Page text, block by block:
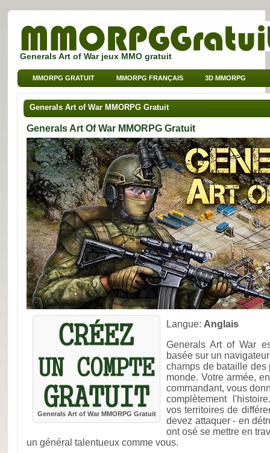
Generals Art of War jeux MMO gratuit
MMORPG GRATUIT MMORPG FRANÇAIS 3D MMORPG
JEUX SUR NAVIGATEUR MMO POUR ENFANTS
MMO DE SPORT
Generals Art of War MMORPG Gratuit
Generals Art Of War MMORPG Gratuit
Generals Art of War MMORPG Gratuit
Langue: Anglais
Generals Art of War
basée sur un
champs de bataille
monde. Votre armée,
commandant, vous
complètement
vos territoires de
devez attaquer - en
ont osé se mettre en
un général talentueux comme vous.